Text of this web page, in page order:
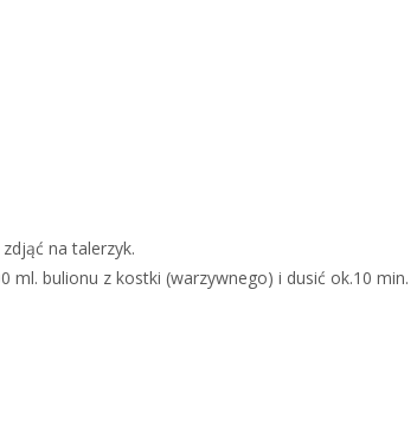
na talerzyk.
ml. bulionu z kostki (warzywnego) i dusić ok.10 min.